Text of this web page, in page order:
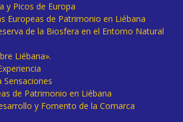
y Picos de Europa
Europeas de Patrimonio en Liébana
de la Biosfera en el Entorno Natural
Liébana».
Sensaciones
de Patrimonio en Liébana
y Fomento de la Comarca